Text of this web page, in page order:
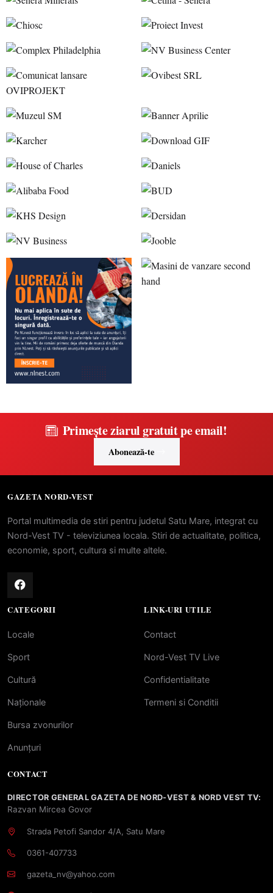
Primește ziarul gratuit pe email!
Abonează-te
GAZETA NORD-VEST
Portal multimedia de stiri pentru judetul Satu Mare, integrat cu
Nord-Vest TV - televiziunea locala. Stiri de actualitate, politica,
economie, sport, cultura si multe altele.
CATEGORII
Locale
Sport
Cultură
Naționale
Bursa zvonurilor
Anunțuri
LINK-URI UTILE
Contact
Nord-Vest TV Live
Confidentialitate
Termeni si Conditii
CONTACT
DIRECTOR GENERAL GAZETA DE NORD-VEST & NORD VEST TV:
Razvan Mircea Govor
Strada Petofi Sandor 4/A, Satu Mare
0361-407733
gazeta_nv@yahoo.com